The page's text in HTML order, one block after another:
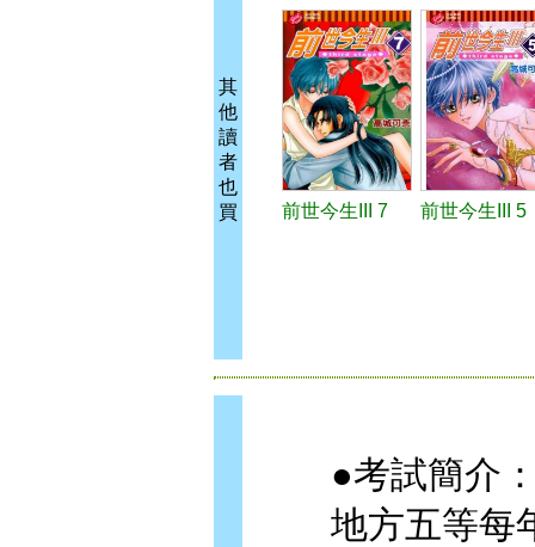
其
他
讀
者
也
買
前世今生III 7 前世今生III 5
●考試簡介
地方五等每年